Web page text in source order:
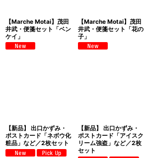
【Marche Motai】茂田
井武・便箋セット「ベン
ケイ」
【Marche Motai】茂田
井武・便箋セット「花の
子」
【新品】 出口かずみ・
ポストカード「ネボウ化
粧品」など／2枚セット
【新品】 出口かずみ・
ポストカード「アイスク
リーム強盗」など／2枚
セット